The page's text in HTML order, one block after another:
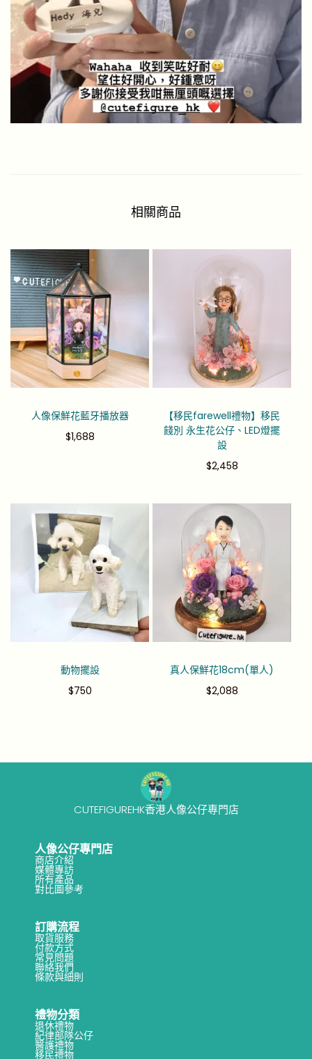
相關商品
人像保鮮花藍牙播放器
$1,688
【移民farewell禮物】移民
餞別 永生花公仔、LED燈擺
設
$2,458
動物擺設
$750
真人保鮮花18cm(單人)
$2,088
CUTEFIGUREHK香港人像公仔專門店
人像公仔專門店
商店介紹
媒體專訪
所有產品
對比圖參考
訂購流程
取貨服務
付款方式
常見問題
聯絡我們
條款與細則
禮物分類
退休禮物
紀律部隊公仔
醫護禮物
移民禮物